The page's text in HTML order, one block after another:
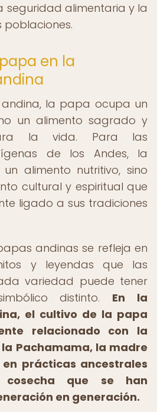
seguridad alimentaria y la
poblaciones.
en la
andina, la papa ocupa un
un alimento sagrado y
la vida. Para las
de los Andes, la
alimento nutritivo, sino
cultural y espiritual que
ligado a sus tradiciones
andinas se refleja en
y leyendas que las
variedad puede tener
distinto. En la
el cultivo de la papa
relacionado con la
Pachamama, la madre
prácticas ancestrales
que se han
en generación.